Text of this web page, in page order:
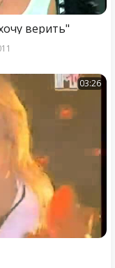
верить"
03:26